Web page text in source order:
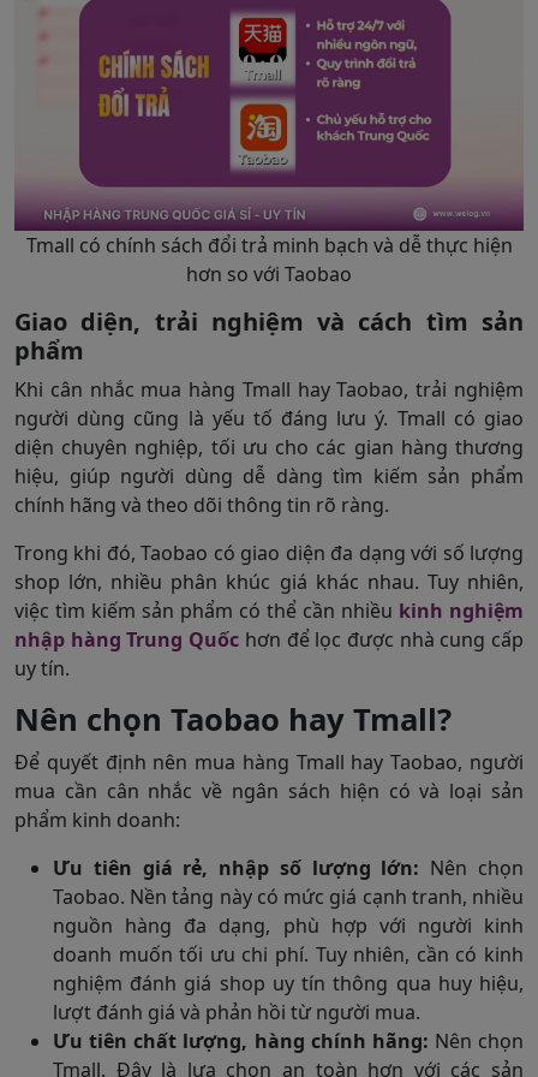
Tmall có chính sách đổi trả minh bạch và dễ thực hiện
hơn so với Taobao
Giao diện, trải nghiệm và cách tìm sản
phẩm
Khi cân nhắc mua hàng Tmall hay Taobao, trải nghiệm
người dùng cũng là yếu tố đáng lưu ý. Tmall có giao
diện chuyên nghiệp, tối ưu cho các gian hàng thương
hiệu, giúp người dùng dễ dàng tìm kiếm sản phẩm
chính hãng và theo dõi thông tin rõ ràng.
Trong khi đó, Taobao có giao diện đa dạng với số lượng
shop lớn, nhiều phân khúc giá khác nhau. Tuy nhiên,
việc tìm kiếm sản phẩm có thể cần nhiều kinh nghiệm
nhập hàng Trung Quốc hơn để lọc được nhà cung cấp
uy tín.
Nên chọn Taobao hay Tmall?
Để quyết định nên mua hàng Tmall hay Taobao, người
mua cần cân nhắc về ngân sách hiện có và loại sản
phẩm kinh doanh:
Ưu tiên giá rẻ, nhập số lượng lớn: Nên chọn
Taobao. Nền tảng này có mức giá cạnh tranh, nhiều
nguồn hàng đa dạng, phù hợp với người kinh
doanh muốn tối ưu chi phí. Tuy nhiên, cần có kinh
nghiệm đánh giá shop uy tín thông qua huy hiệu,
lượt đánh giá và phản hồi từ người mua.
Ưu tiên chất lượng, hàng chính hãng: Nên chọn
Tmall. Đây là lựa chọn an toàn hơn với các sản